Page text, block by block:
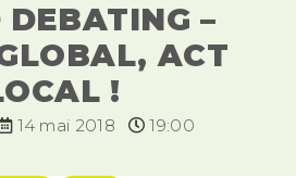
DEBATING –
ACT
!
14 mai 2018 19:00